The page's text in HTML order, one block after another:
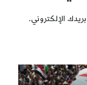
الإلكتروني.